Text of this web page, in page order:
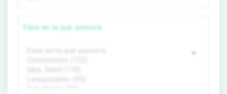
Fase en la que asesora